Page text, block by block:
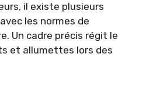
il existe plusieurs
les normes de
Un cadre précis régit le
et allumettes lors des